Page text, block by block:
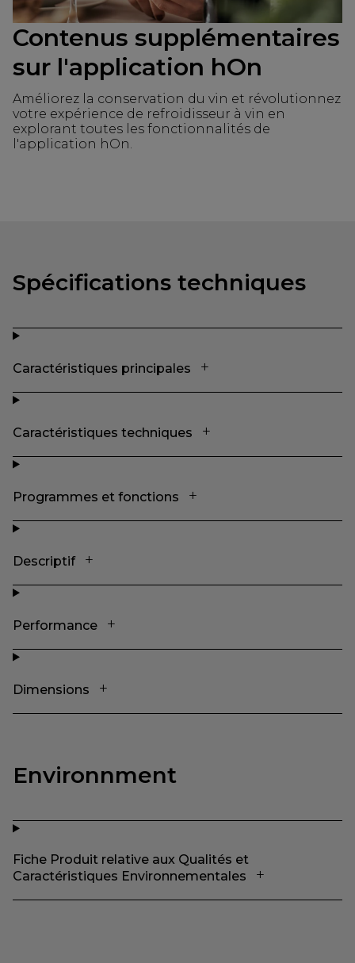
Contenus supplémentaires
sur l'application hOn
Améliorez la conservation du vin et révolutionnez
votre expérience de refroidisseur à vin en
explorant toutes les fonctionnalités de
l'application hOn.
Spécifications techniques
Caractéristiques principales
Caractéristiques techniques
Programmes et fonctions
Descriptif
Performance
Dimensions
Environnment
Fiche Produit relative aux Qualités et
Caractéristiques Environnementales